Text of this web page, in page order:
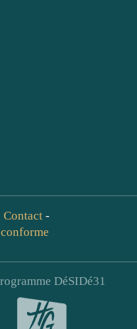
Contact-
DéSIDé31